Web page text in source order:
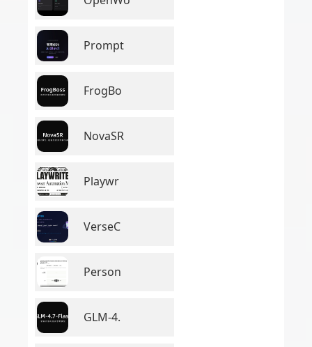
Prompt
FrogBo
NovaSR
Playwr
VerseC
Person
GLM-4.